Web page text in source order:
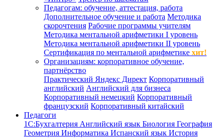
Педагогам: обучение, аттестация, работа
Дополнительное обучение и работа Методика
скорочтения Рабочие программы учителям
Методика ментальной арифметики I уровень
Методика ментальной арифметики II уровень
Сертификация по ментальной арифметике хит!
Организациям: корпоративное обучение,
партнёрство
Практический Яндекс Директ Корпоративный
английский Английский для бизнеса
Корпоративный немецкий Корпоративный
французский Корпоративный китайский
Педагоги
1С:Бухгалтерия Английский язык Биология География
Геометрия Информатика Испанский язык История